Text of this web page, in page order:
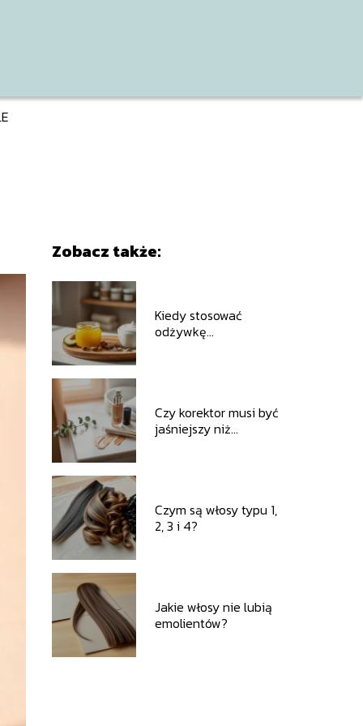
Zobacz także:
Kiedy stosować
odżywkę
Czy korektor musi być
jaśniejszy niż
Czym są włosy typu 1,
2, 3 i 4?
Jakie włosy nie lubią
emolientów?